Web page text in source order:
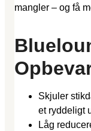
mangler – og få
Skjuler
et ryddeligt
Låg